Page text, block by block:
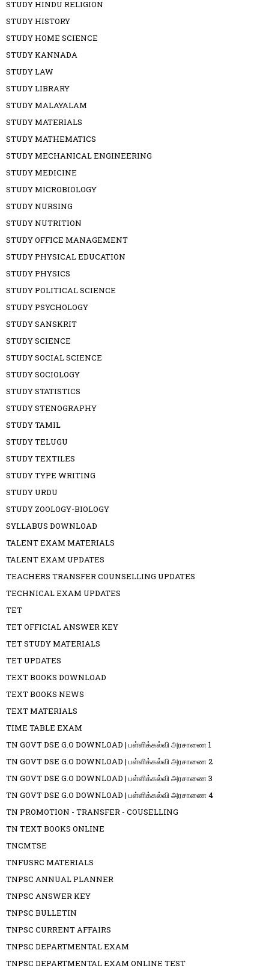
STUDY HINDU RELIGION
STUDY HISTORY
STUDY HOME SCIENCE
STUDY KANNADA
STUDY LAW
STUDY LIBRARY
STUDY MALAYALAM
STUDY MATERIALS
STUDY MATHEMATICS
STUDY MECHANICAL ENGINEERING
STUDY MEDICINE
STUDY MICROBIOLOGY
STUDY NURSING
STUDY NUTRITION
STUDY OFFICE MANAGEMENT
STUDY PHYSICAL EDUCATION
STUDY PHYSICS
STUDY POLITICAL SCIENCE
STUDY PSYCHOLOGY
STUDY SANSKRIT
STUDY SCIENCE
STUDY SOCIAL SCIENCE
STUDY SOCIOLOGY
STUDY STATISTICS
STUDY STENOGRAPHY
STUDY TAMIL
STUDY TELUGU
STUDY TEXTILES
STUDY TYPE WRITING
STUDY URDU
STUDY ZOOLOGY-BIOLOGY
SYLLABUS DOWNLOAD
TALENT EXAM MATERIALS
TALENT EXAM UPDATES
TEACHERS TRANSFER COUNSELLING UPDATES
TECHNICAL EXAM UPDATES
TET
TET OFFICIAL ANSWER KEY
TET STUDY MATERIALS
TET UPDATES
TEXT BOOKS DOWNLOAD
TEXT BOOKS NEWS
TEXT MATERIALS
TIME TABLE EXAM
TN GOVT DSE G.O DOWNLOAD | பள்ளிக்கல்வி அரசாணை 1
TN GOVT DSE G.O DOWNLOAD | பள்ளிக்கல்வி அரசாணை 2
TN GOVT DSE G.O DOWNLOAD | பள்ளிக்கல்வி அரசாணை 3
TN GOVT DSE G.O DOWNLOAD | பள்ளிக்கல்வி அரசாணை 4
TN PROMOTION - TRANSFER - COUSELLING
TN TEXT BOOKS ONLINE
TNCMTSE
TNFUSRC MATERIALS
TNPSC ANNUAL PLANNER
TNPSC ANSWER KEY
TNPSC BULLETIN
TNPSC CURRENT AFFAIRS
TNPSC DEPARTMENTAL EXAM
TNPSC DEPARTMENTAL EXAM ONLINE TEST